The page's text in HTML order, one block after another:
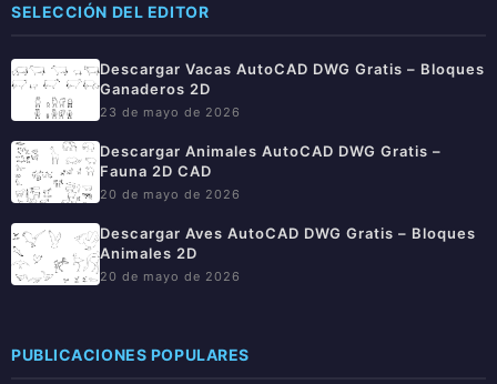
SELECCIÓN DEL EDITOR
Descargar Vacas AutoCAD DWG Gratis – Bloques
Ganaderos 2D
23 de mayo de 2026
Descargar Animales AutoCAD DWG Gratis –
Fauna 2D CAD
20 de mayo de 2026
Descargar Aves AutoCAD DWG Gratis – Bloques
Animales 2D
20 de mayo de 2026
PUBLICACIONES POPULARES